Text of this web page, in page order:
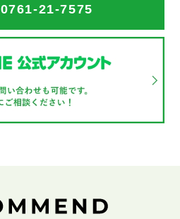
0761-21-7575